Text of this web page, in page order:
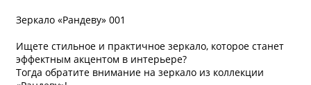
Зеркало «Рандеву» 001
Ищете стильное и практичное зеркало, которое станет
эффектным акцентом в интерьере?
Тогда обратите внимание на зеркало из коллекции